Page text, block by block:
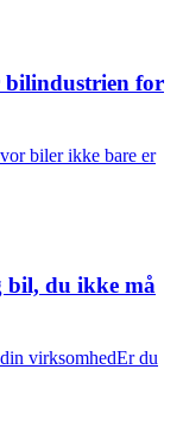
bilindustrien for
biler ikke bare er
bil, du ikke må
virksomhedEr du